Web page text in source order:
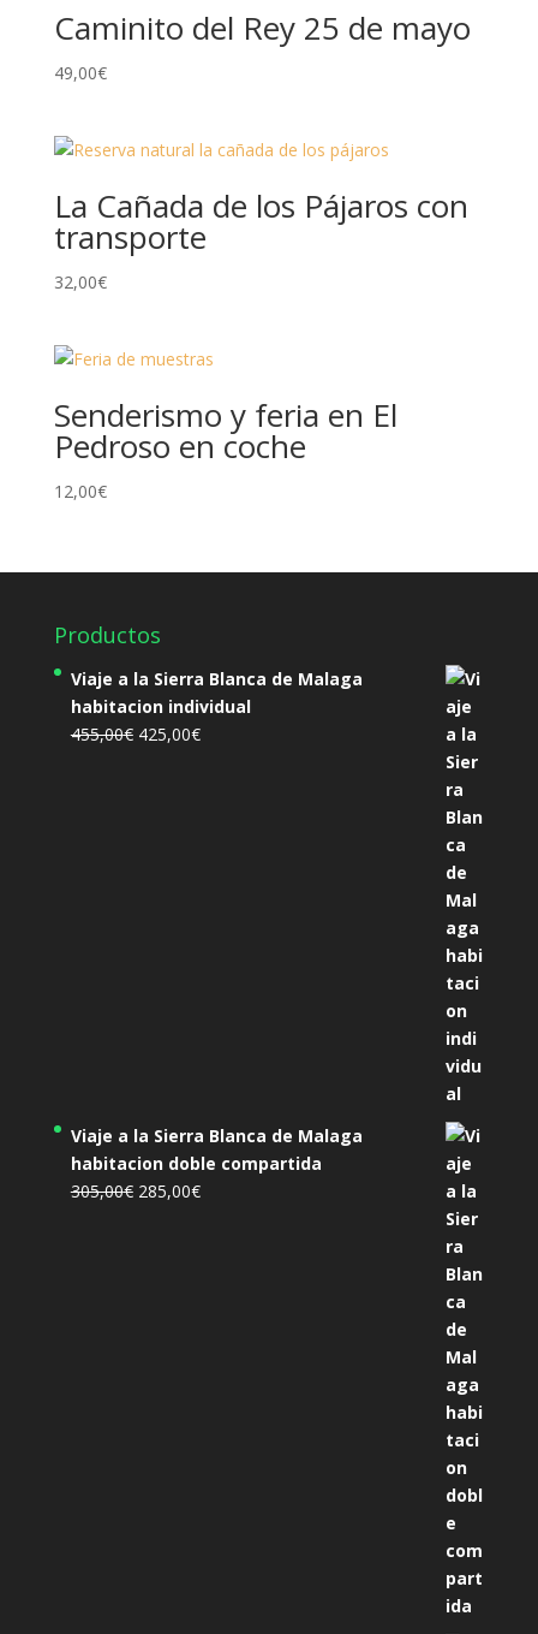
Caminito del Rey 25 de mayo
49,00€
La Cañada de los Pájaros con
transporte
32,00€
Senderismo y feria en El
Pedroso en coche
12,00€
Productos
Viaje a la Sierra Blanca de Malaga
habitacion individual
455,00€ El
425,00€El
Viaje a la Sierra Blanca de Malaga
habitacion doble compartida
305,00€ El
285,00€El